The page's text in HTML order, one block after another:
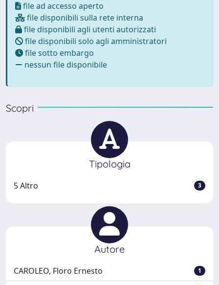
file ad accesso aperto
file disponibili sulla rete interna
file disponibili agli utenti autorizzati
file disponibili solo agli amministratori
file sotto embargo
nessun file disponibile
Scopri
Tipologia
5 Altro 3
Autore
CAROLEO, Floro Ernesto 1